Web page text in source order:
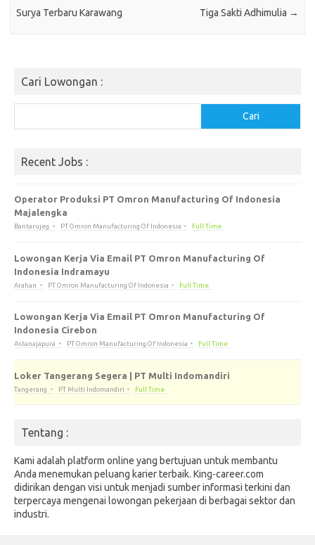
Surya Terbaru Karawang
Tiga Sakti Adhimulia →
Cari Lowongan :
Cari
Recent Jobs :
Operator Produksi PT Omron Manufacturing Of Indonesia
Majalengka
Bantarujeg PT Omron Manufacturing Of Indonesia Full Time
Lowongan Kerja Via Email PT Omron Manufacturing Of
Indonesia Indramayu
Arahan PT Omron Manufacturing Of Indonesia Full Time
Lowongan Kerja Via Email PT Omron Manufacturing Of
Indonesia Cirebon
Astanajapura PT Omron Manufacturing Of Indonesia Full Time
Loker Tangerang Segera | PT Multi Indomandiri
Tangerang PT Multi Indomandiri Full Time
Tentang :
Kami adalah platform online yang bertujuan untuk membantu
Anda menemukan peluang karier terbaik. King-career.com
didirikan dengan visi untuk menjadi sumber informasi terkini dan
terpercaya mengenai lowongan pekerjaan di berbagai sektor dan
industri.